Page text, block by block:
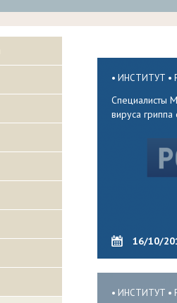
ИНСТИТУТ
Специалисты
вируса
16/10/
ИНСТИТУТ